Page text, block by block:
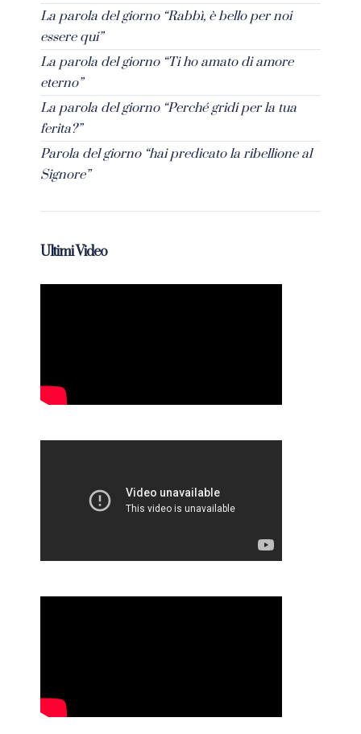
La parola del giorno “Rabbì, è bello per noi
essere qui”
La parola del giorno “Ti ho amato di amore
eterno”
La parola del giorno “Perché gridi per la tua
ferita?”
Parola del giorno “hai predicato la ribellione al
Signore”
Ultimi Video